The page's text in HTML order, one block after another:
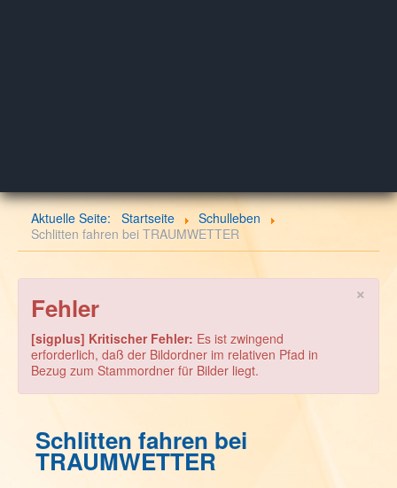
Aktuelle Seite: Startseite
Schulleben
Schlitten fahren bei TRAUMWETTER
×
Fehler
[sigplus] Kritischer Fehler: Es ist zwingend
erforderlich, daß der Bildordner im relativen Pfad in
Bezug zum Stammordner für Bilder liegt.
Schlitten fahren bei
TRAUMWETTER